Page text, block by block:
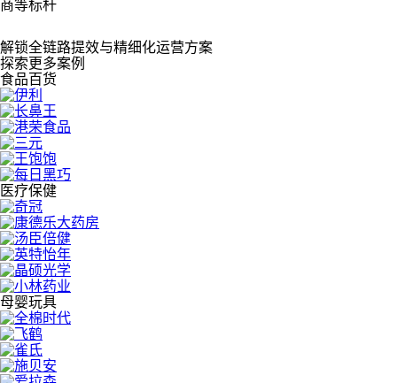
商等标杆
解锁全链路提效与精细化运营方案
探索更多案例
食品百货
医疗保健
母婴玩具